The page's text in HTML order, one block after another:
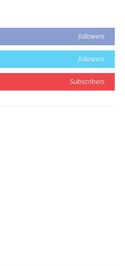
followers
followers
Subscribers